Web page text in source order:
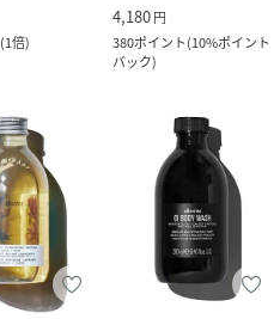
(1倍)
4,180円
380ポイント(10%ポイント
バック)